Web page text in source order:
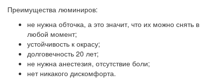
Преимущества люминиров:
не нужна обточка, а это значит, что их можно снять в
любой момент;
устойчивость к окрасу;
долговечность 20 лет;
не нужна анестезия, отсутствие боли;
нет никакого дискомфорта.